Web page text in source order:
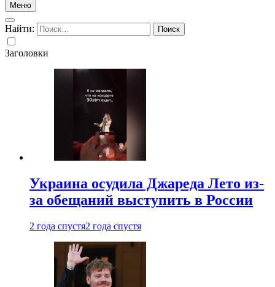
Меню
Найти:
Заголовки
Украина осудила Джареда Лето из-
за обещаний выступить в России
2 года спустя2 года спустя